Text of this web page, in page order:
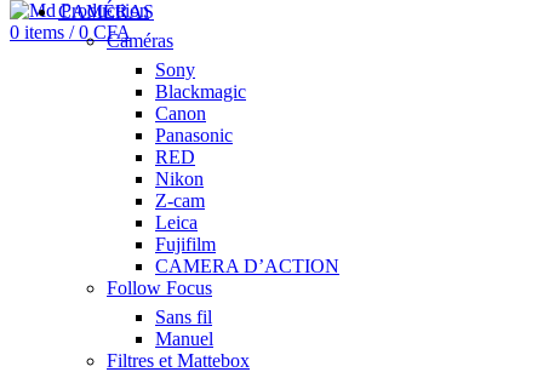
0 items / 0 CFA
CAMÉRAS
Caméras
Sony
Blackmagic
Canon
Panasonic
RED
Nikon
Z-cam
Leica
Fujifilm
CAMERA D’ACTION
Follow Focus
Sans fil
Manuel
Filtres et Mattebox